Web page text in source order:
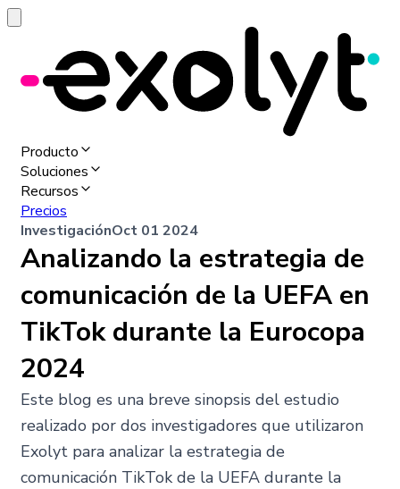
Producto
Soluciones
Recursos
Precios
InvestigaciónOct 01 2024
Analizando la estrategia de
comunicación de la UEFA en
TikTok durante la Eurocopa
2024
Este blog es una breve sinopsis del estudio
realizado por dos investigadores que utilizaron
Exolyt para analizar la estrategia de
comunicación TikTok de la UEFA durante la